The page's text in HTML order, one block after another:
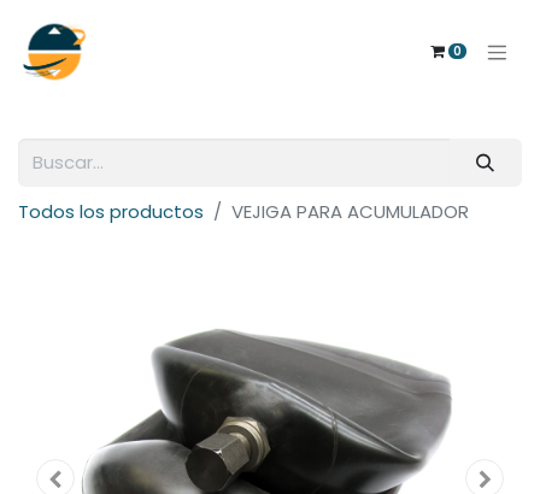
0
Todos los productos VEJIGA PARA ACUMULADOR